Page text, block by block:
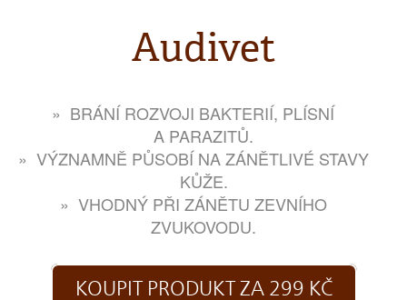
Audivet
BRÁNÍ ROZVOJI BAKTERIÍ, PLÍSNÍ
A PARAZITŮ.
VÝZNAMNĚ PŮSOBÍ NA ZÁNĚTLIVÉ STAVY
KŮŽE.
VHODNÝ PŘI ZÁNĚTU ZEVNÍHO
ZVUKOVODU.
KOUPIT PRODUKT ZA 299 KČ